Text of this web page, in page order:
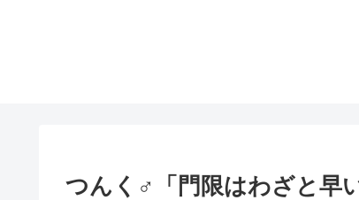
つんく♂「門限はわざと早